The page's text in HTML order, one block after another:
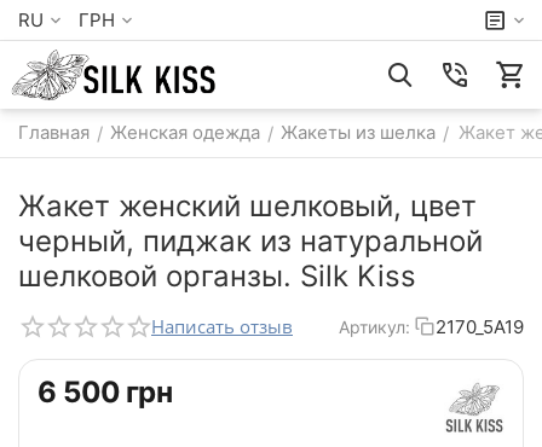
RU ГРН
Главная / Женская одежда / Жакеты из шелка / Жакет
Жакет женский шелковый, цвет
черный, пиджак из натуральной
шелковой органзы. Silk Kiss
Написать отзыв Артикул: 2170_5A19
‍6 500‍ грн